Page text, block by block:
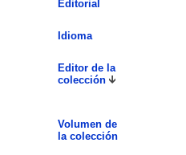
Editorial
Idioma
Editor de la
colección
Volumen de
la colección